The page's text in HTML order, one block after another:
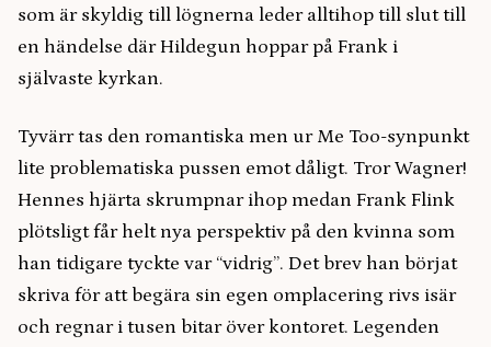
som är skyldig till lögnerna leder alltihop till slut till
en händelse där Hildegun hoppar på Frank i
självaste kyrkan.
Tyvärr tas den romantiska men ur Me Too-synpunkt
lite problematiska pussen emot dåligt. Tror Wagner!
Hennes hjärta skrumpnar ihop medan Frank Flink
plötsligt får helt nya perspektiv på den kvinna som
han tidigare tyckte var “vidrig”. Det brev han börjat
skriva för att begära sin egen omplacering rivs isär
och regnar i tusen bitar över kontoret. Legenden